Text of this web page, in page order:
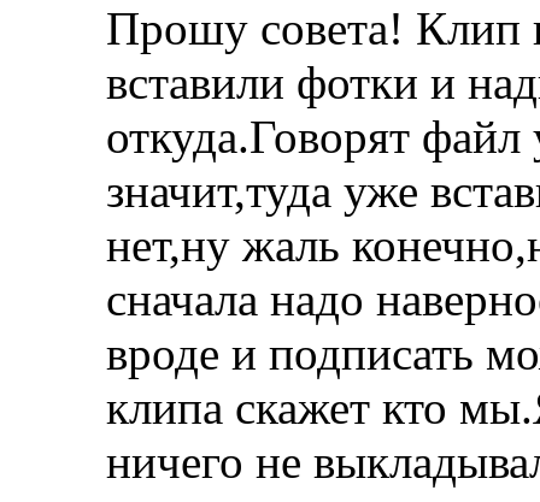
Прошу совета! Клип
вставили фотки и
откуда.Говорят
значит,туда уже
нет,ну жаль
сначала надо
вроде и подписать
клипа скажет кто
ничего не